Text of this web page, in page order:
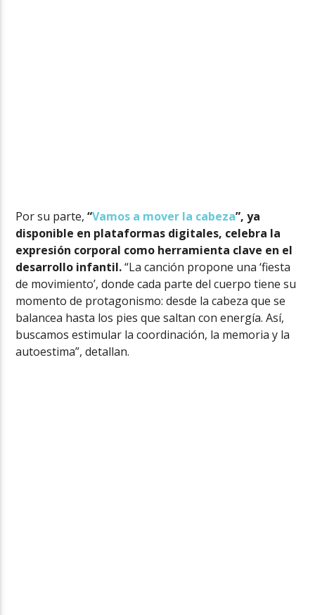
Por su parte,“Vamos a mover la cabeza”, ya
disponible en plataformas digitales, celebra la
expresión corporal como herramienta clave en el
desarrollo infantil.“La canción propone una ‘fiesta
de movimiento’, donde cada parte del cuerpo tiene su
momento de protagonismo: desde la cabeza que se
balancea hasta los pies que saltan con energía. Así,
buscamos estimular la coordinación, la memoria y la
autoestima”, detallan.